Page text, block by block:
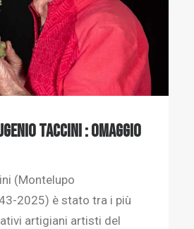
Taccini : Omaggio
(Montelupo
2025) è stato tra i più
artigiani artisti del